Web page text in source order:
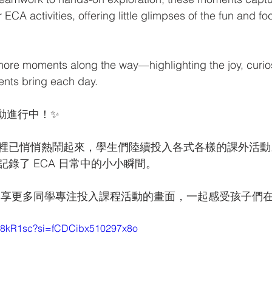
ECA activities, offering little glimpses of the fun and
moments along the way—highlighting the joy,
bring each day.
進行中！✨
已悄悄熱鬧起來，學生們陸續投入各式各樣的課外活
錄了 ECA 日常中的小小瞬間。
更多同學專注投入課程活動的畫面，一起感受孩子們